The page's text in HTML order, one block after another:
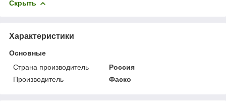
Скрыть
Характеристики
Основные
Страна производитель
Россия
Производитель
Фаско